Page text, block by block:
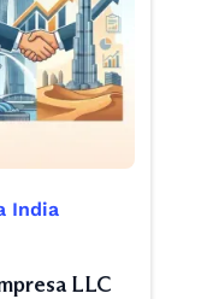
India
LLC